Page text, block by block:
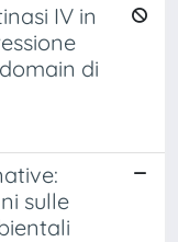
IV in
di
sulle